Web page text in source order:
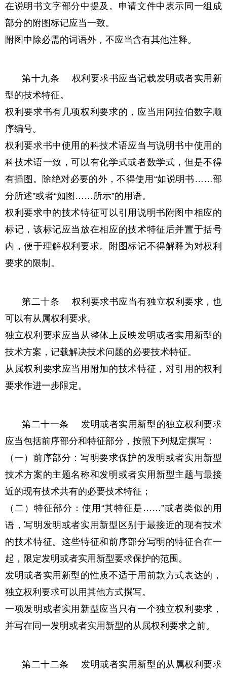
在说明书文字部分中提及。申请文件中表示同一组成
部分的附图标记应当一致。
附图中除必需的词语外，不应当含有其他注释。
第十九条 权利要求书应当记载发明或者实用新
型的技术特征。
权利要求书有几项权利要求的，应当用阿拉伯数字顺
序编号。
权利要求书中使用的科技术语应当与说明书中使用的
科技术语一致，可以有化学式或者数学式，但是不得
有插图。除绝对必要的外，不得使用“如说明书……部
分所述”或者“如图……所示”的用语。
权利要求中的技术特征可以引用说明书附图中相应的
标记，该标记应当放在相应的技术特征后并置于括号
内，便于理解权利要求。附图标记不得解释为对权利
要求的限制。
第二十条 权利要求书应当有独立权利要求，也
可以有从属权利要求。
独立权利要求应当从整体上反映发明或者实用新型的
技术方案，记载解决技术问题的必要技术特征。
从属权利要求应当用附加的技术特征，对引用的权利
要求作进一步限定。
第二十一条 发明或者实用新型的独立权利要求
应当包括前序部分和特征部分，按照下列规定撰写：
（一）前序部分：写明要求保护的发明或者实用新型
技术方案的主题名称和发明或者实用新型主题与最接
近的现有技术共有的必要技术特征；
（二）特征部分：使用“其特征是……”或者类似的用
语，写明发明或者实用新型区别于最接近的现有技术
的技术特征。这些特征和前序部分写明的特征合在一
起，限定发明或者实用新型要求保护的范围。
发明或者实用新型的性质不适于用前款方式表达的，
独立权利要求可以用其他方式撰写。
一项发明或者实用新型应当只有一个独立权利要求，
并写在同一发明或者实用新型的从属权利要求之前。
第二十二条 发明或者实用新型的从属权利要求